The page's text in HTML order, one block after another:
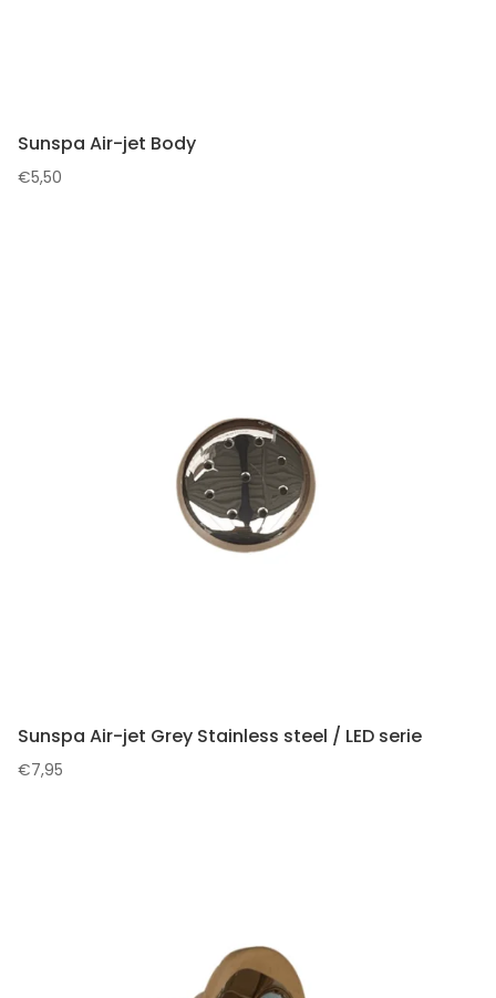
Sunspa Air-jet Body
€5,50
Sunspa Air-jet Grey Stainless steel / LED serie
€7,95